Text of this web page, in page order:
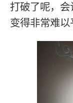
打破了呢，
变得非常难以